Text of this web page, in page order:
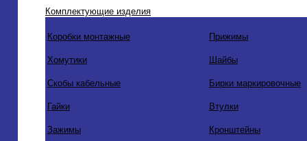
Комплектующие изделия
Коробки монтажные
Хомутики
Скобы кабельные
Гайки
Зажимы
Прижимы
Шайбы
Бирки маркировочные
Втулки
Кронштейны